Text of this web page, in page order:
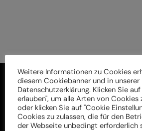
Weitere Informationen zu Cookies
diesem Cookiebanner und in unserer
Datenschutzerklärung. Klicken Sie
erlauben", um alle Arten von Cookies
oder klicken Sie auf "Cookie
Cookies zu zulassen, die für den
der Webseite unbedingt erforderlich